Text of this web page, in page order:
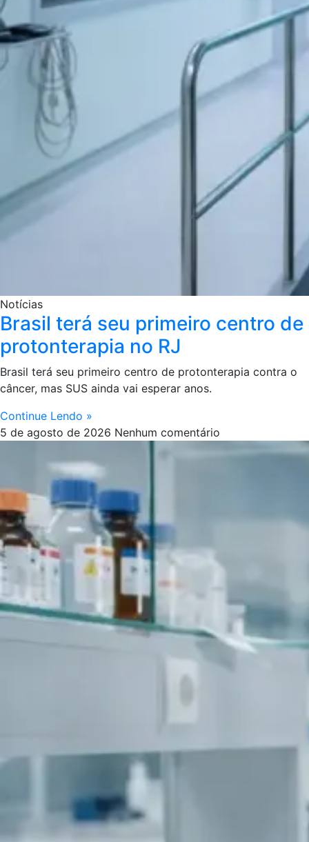
Notícias
Brasil terá seu primeiro centro de
protonterapia no RJ
Brasil terá seu primeiro centro de protonterapia contra o
câncer, mas SUS ainda vai esperar anos.
Continue Lendo »
5 de agosto de 2026 Nenhum comentário